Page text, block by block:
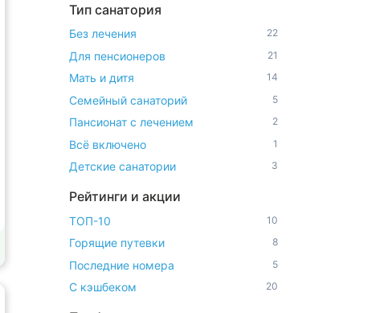
Тип санатория
Без лечения 22
Для пенсионеров 21
Мать и дитя 14
Семейный санаторий 5
Пансионат с лечением 2
Всё включено 1
Детские санатории 3
Рейтинги и акции
ТОП-10 10
Горящие путевки 8
Последние номера 5
С кэшбеком 20